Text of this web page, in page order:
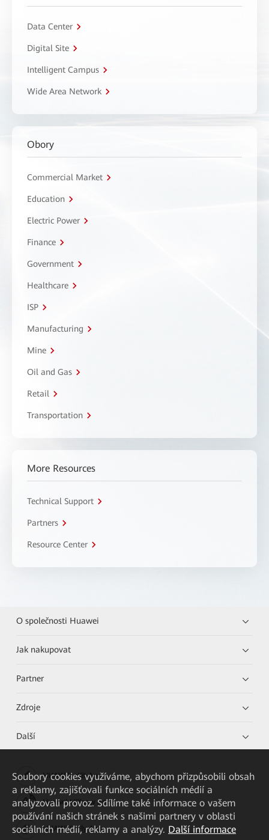
Data Center
Digital Site
Intelligent Campus
Wide Area Network
Obory
Commercial Market
Education
Electric Power
Finance
Government
Healthcare
ISP
Manufacturing
Mine
Oil and Gas
Retail
Transportation
More Resources
Technical Support
Partners
Resource Center
O společnosti Huawei
Jak nakupovat
Partner
Zdroje
Další
HUAWEI eKit App
Huawei HiKnow App
HUAWEI eFly App
Soubory cookies využíváme, abychom přizpůsobili obsah
a reklamy, zajišťovali funkce sociálních médií a
analyzovali provoz. Sdílíme také informace o vašem
používání našich stránek s našimi partnery v oblasti
sociálních médií, reklamy a analýzy. Další informace